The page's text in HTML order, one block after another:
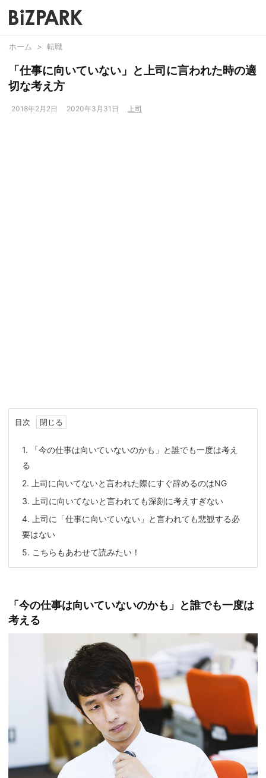
ホーム > 転職
「仕事に向いていない」と上司に言われた時の適
切な考え方
2018年2月2日 2020年3月31日 上司
目次
1. 「今の仕事は向いていないのかも」と誰でも一度は考え
る
2. 上司に向いてないと言われた際にすぐ辞めるのはNG
3. 上司に向いてないと言われても深刻に考えすぎない
4. 上司に「仕事に向いていない」と言われても悲観する必
要はない
5. こちらもあわせて読みたい！
「今の仕事は向いていないのかも」と誰でも一度は
考える